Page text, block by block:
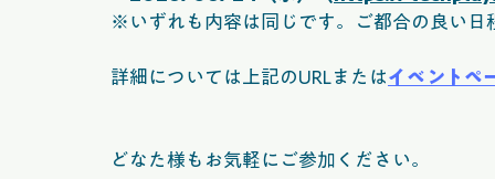
※いずれも内容は同じです。ご都合の良い日
詳細については上記のURLまたはイベントペ
どなた様もお気軽にご参加ください。